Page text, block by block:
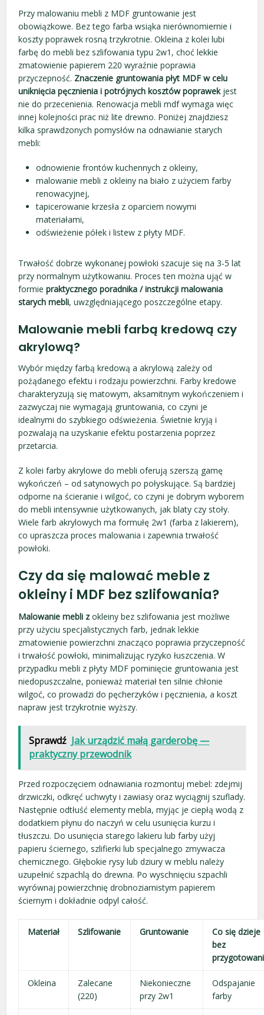
Przy malowaniu mebli z MDF gruntowanie jest
obowiązkowe. Bez tego farba wsiąka nierównomiernie i
koszty poprawek rosną trzykrotnie. Okleina z kolei lubi
farbę do mebli bez szlifowania typu 2w1, choć lekkie
zmatowienie papierem 220 wyraźnie poprawia
przyczepność. Znaczenie gruntowania płyt MDF w celu
uniknięcia pęcznienia i potrójnych kosztów poprawekjest
nie do przecenienia. Renowacja mebli mdf wymaga więc
innej kolejności prac niż lite drewno. Poniżej znajdziesz
kilka sprawdzonych pomysłów na odnawianie starych
mebli:
odnowienie frontów kuchennych z okleiny,
malowanie mebli z okleiny na biało z użyciem farby
renowacyjnej,
tapicerowanie krzesła z oparciem nowymi
materiałami,
odświeżenie półek i listew z płyty MDF.
Trwałość dobrze wykonanej powłoki szacuje się na 3-5 lat
przy normalnym użytkowaniu. Proces ten można ująć w
formiepraktycznego poradnika / instrukcji malowania
starych mebli, uwzględniającego poszczególne etapy.
Malowanie mebli farbą kredową czy
akrylową?
Wybór między farbą kredową a akrylową zależy od
pożądanego efektu i rodzaju powierzchni. Farby kredowe
charakteryzują się matowym, aksamitnym wykończeniem i
zazwyczaj nie wymagają gruntowania, co czyni je
idealnymi do szybkiego odświeżenia. Świetnie kryją i
pozwalają na uzyskanie efektu postarzenia poprzez
przetarcia.
Z kolei farby akrylowe do mebli oferują szerszą gamę
wykończeń – od satynowych po połyskujące. Są bardziej
odporne na ścieranie i wilgoć, co czyni je dobrym wyborem
do mebli intensywnie użytkowanych, jak blaty czy stoły.
Wiele farb akrylowych ma formułę 2w1 (farba z lakierem),
co upraszcza proces malowania i zapewnia trwałość
powłoki.
Czy da się malować meble z
okleiny i MDF bez szlifowania?
Malowanie mebli zokleiny bez szlifowania jest możliwe
przy użyciu specjalistycznych farb, jednak lekkie
zmatowienie powierzchni znacząco poprawia przyczepność
i trwałość powłoki, minimalizując ryzyko łuszczenia. W
przypadku mebli z płyty MDF pominięcie gruntowania jest
niedopuszczalne, ponieważ materiał ten silnie chłonie
wilgoć, co prowadzi do pęcherzyków i pęcznienia, a koszt
napraw jest trzykrotnie wyższy.
Sprawdź Jak urządzić małą garderobę —
praktyczny przewodnik
Przed rozpoczęciem odnawiania rozmontuj mebel: zdejmij
drzwiczki, odkręć uchwyty i zawiasy oraz wyciągnij szuflady.
Następnie odtłuść elementy mebla, myjąc je ciepłą wodą z
dodatkiem płynu do naczyń w celu usunięcia kurzu i
tłuszczu. Do usunięcia starego lakieru lub farby użyj
papieru ściernego, szlifierki lub specjalnego zmywacza
chemicznego. Głębokie rysy lub dziury w meblu należy
uzupełnić szpachlą do drewna. Po wyschnięciu szpachli
wyrównaj powierzchnię drobnoziarnistym papierem
ściernym i dokładnie odpyl całość.
Materiał Szlifowanie Gruntowanie
Co się dzieje
bez
Okleina
Zalecane
(220)
Niekonieczne
przy 2w1
Odspajanie
farby